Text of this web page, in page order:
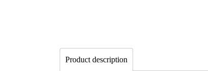
Product description